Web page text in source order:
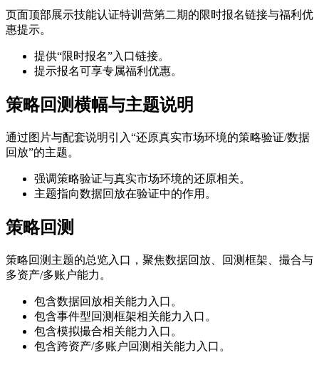
页面顶部展示技能认证特训营第二期的限时报名链接与福利优
惠提示。
提供“限时报名”入口链接。
提示报名可享专属福利优惠。
策略回测横幅与主题说明
通过图片与配套说明引入“还原真实市场环境的策略验证/数据
回放”的主题。
强调策略验证与真实市场环境的还原相关。
主题指向数据回放在验证中的作用。
策略回测
策略回测主题的总览入口，聚焦数据回放、回测框架、撮合与
多资产/多账户能力。
包含数据回放相关能力入口。
包含事件型回测框架相关能力入口。
包含模拟撮合相关能力入口。
包含跨资产/多账户回测相关能力入口。